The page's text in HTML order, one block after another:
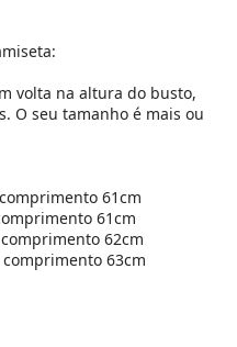
volta na altura do busto,
O seu tamanho é mais ou
61cm
61cm
62cm
63cm